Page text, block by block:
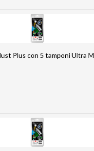
Plus con 5 tamponi Ultra